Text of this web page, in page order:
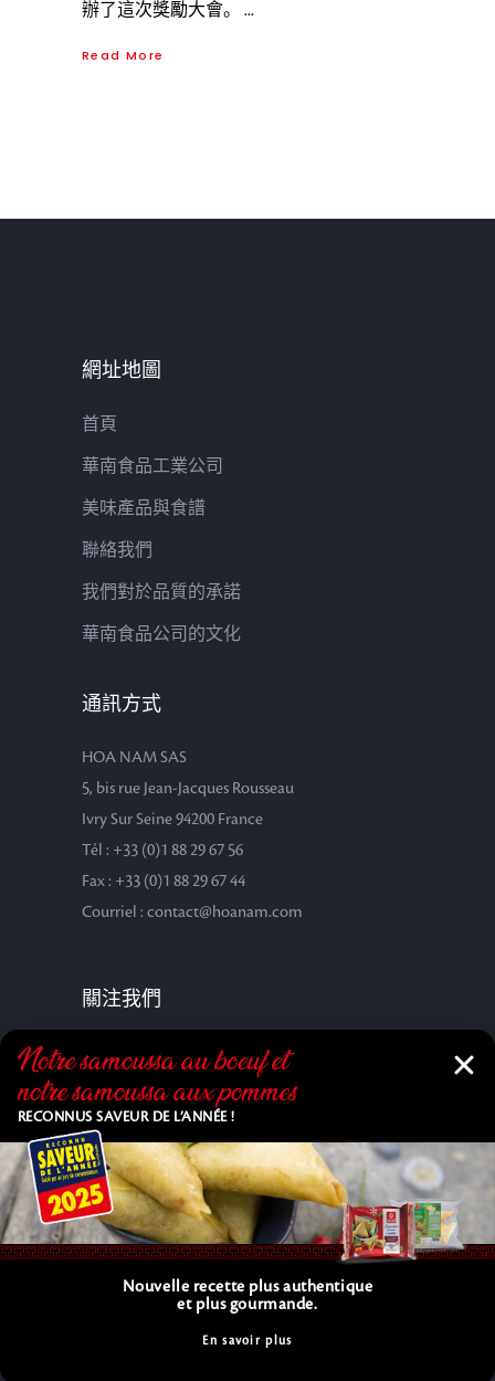
辦了這次獎勵大會。
Read More
網址地圖
首頁
華南食品工業公司
美味產品與食譜
聯絡我們
我們對於品質的承諾
華南食品公司的文化
通訊方式
HOA NAM SAS
5, bis rue Jean-Jacques Rousseau
Ivry Sur Seine 94200 France
Tél : +33 (0)1 88 29 67 56
Fax : +33 (0)1 88 29 67 44
Courriel : contact@hoanam.com
關注我們
Copyright © 2025 HOA NAM SAS. All Rights Reserved. |
Notre samoussa au bœuf et
notre samoussa aux pommes
RECONNUS SAVEUR DE L’ANNÉE !
Nouvelle recette plus authentique
et plus gourmande.
En savoir plus